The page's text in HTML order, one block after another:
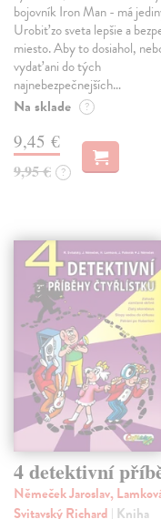
bojovník Iron Man - má
Urobiť zo sveta lepšie a
miesto. Aby to dosiahol,
vydať ani do tých
najnebezpečnejších…
Na sklade ?
9,45 €
9,95 € ?
4 detektivní
Němeček Jaroslav,
Svitavský Richard | Kniha